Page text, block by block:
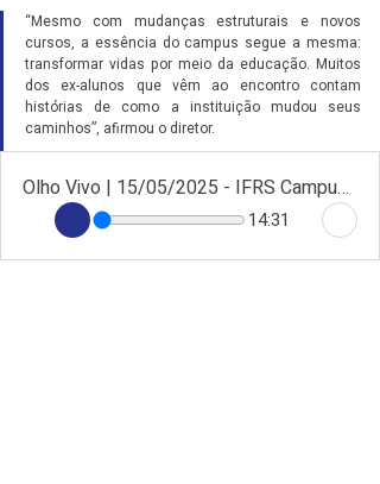
“Mesmo com mudanças estruturais e novos
cursos, a essência do campus segue a mesma:
transformar vidas por meio da educação. Muitos
dos ex-alunos que vêm ao encontro contam
histórias de como a instituição mudou seus
caminhos”, afirmou o diretor.
Olho Vivo | 15/05/2025 - IFRS Campus Sertão promove 16º Encontro de Ex-Alunos e Ex-Servidores no dia 17/05
14:31